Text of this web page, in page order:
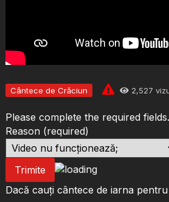
Cântece de Crăciun 2,527
Please complete the required fields.
Reason (required)
Trimite
Dacă cauți cântece de iarna